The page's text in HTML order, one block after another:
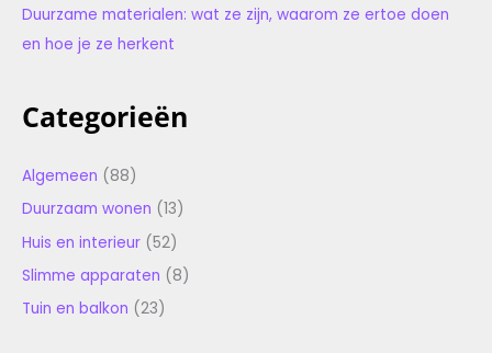
Duurzame materialen: wat ze zijn, waarom ze ertoe doen
en hoe je ze herkent
Categorieën
Algemeen (88)
Duurzaam wonen (13)
Huis en interieur (52)
Slimme apparaten (8)
Tuin en balkon (23)